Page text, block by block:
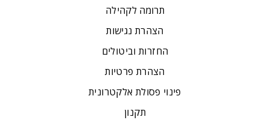
תרומה לקהילה
הצהרת נגישות
החזרות וביטולים
הצהרת פרטיות
פינוי פסולת אלקטרונית
תקנון